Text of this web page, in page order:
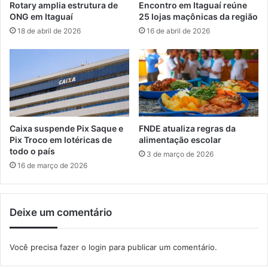
o
m
b
e
o
s
t
e
r
m
i
a
n
e
t
m
C
s
ó
r
c
i
o
d
S
g
u
a
Rotary amplia estrutura de
ONG em Itaguaí
18 de abril de 2026
Encontro em Itaguaí reúne
25 lojas maçônicas da região
16 de abril de 2026
Caixa suspende Pix Saque e
Pix Troco em lotéricas de
todo o país
16 de março de 2026
FNDE atualiza regras da
alimentação escolar
3 de março de 2026
Deixe um comentário
Você precisa fazer o login para publicar um comentário.